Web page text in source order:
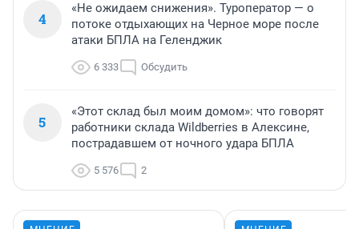
4
«Не ожидаем снижения». Туроператор — о
потоке отдыхающих на Черное море после
атаки БПЛА на Геленджик
6 333 Обсудить
5
«Этот склад был моим домом»: что говорят
работники склада Wildberries в Алексине,
пострадавшем от ночного удара БПЛА
5 576 2